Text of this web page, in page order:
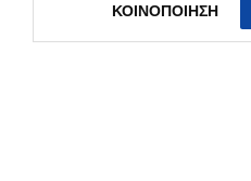
ΚΟΙΝΟΠΟΊΗΣΗ